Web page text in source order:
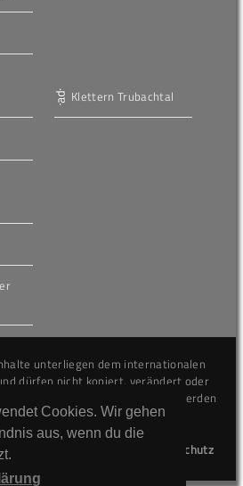
Cookies. Wir gehen
aus, wenn du die
Klettern Trubachtal
unterliegen dem internationalen
dürfen nicht kopiert, verändert oder
werden. Gegen Verstöße werden
Datenschutz